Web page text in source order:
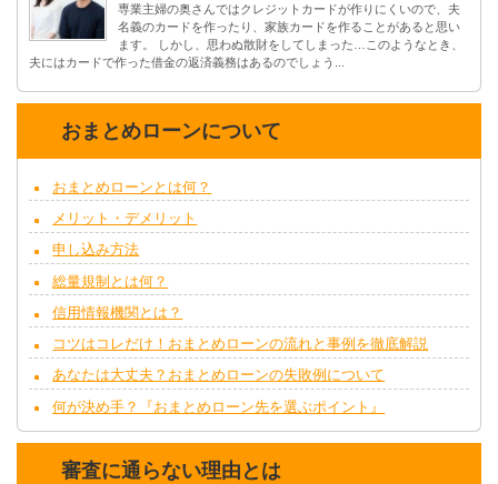
専業主婦の奥さんではクレジットカードが作りにくいので、夫
名義のカードを作ったり、家族カードを作ることがあると思い
ます。 しかし、思わぬ散財をしてしまった…このようなとき、
夫にはカードで作った借金の返済義務はあるのでしょう...
おまとめローンについて
おまとめローンとは何？
メリット・デメリット
申し込み方法
総量規制とは何？
信用情報機関とは？
コツはコレだけ！おまとめローンの流れと事例を徹底解説
あなたは大丈夫？おまとめローンの失敗例について
何が決め手？『おまとめローン先を選ぶポイント』
審査に通らない理由とは